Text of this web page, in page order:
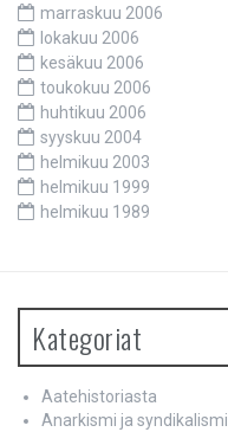
marraskuu 2006
lokakuu 2006
kesäkuu 2006
toukokuu 2006
huhtikuu 2006
syyskuu 2004
helmikuu 2003
helmikuu 1999
helmikuu 1989
Kategoriat
Aatehistoriasta
Anarkismi ja syndikalismi